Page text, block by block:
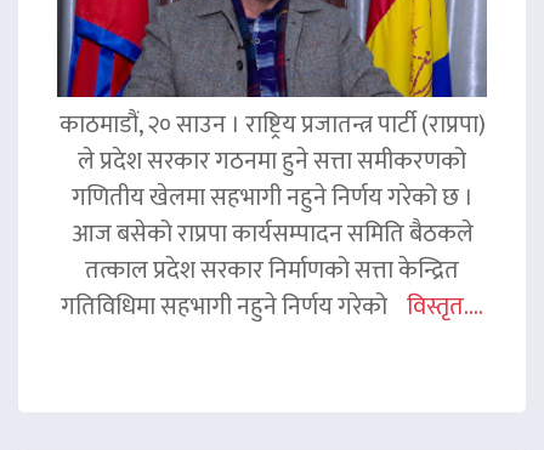
काठमाडौं, २० साउन । राष्ट्रिय प्रजातन्त्र पार्टी (राप्रपा)
ले प्रदेश सरकार गठनमा हुने सत्ता समीकरणको
गणितीय खेलमा सहभागी नहुने निर्णय गरेको छ ।
आज बसेको राप्रपा कार्यसम्पादन समिति बैठकले
तत्काल प्रदेश सरकार निर्माणको सत्ता केन्द्रित
गतिविधिमा सहभागी नहुने निर्णय गरेको विस्तृत....